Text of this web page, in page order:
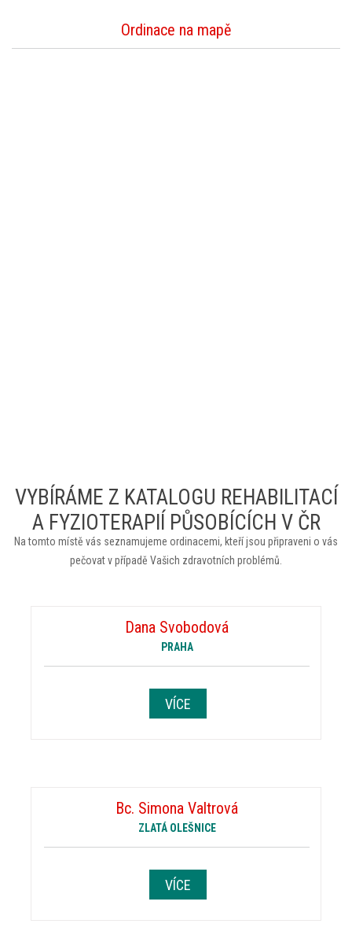
Ordinace na mapě
VYBÍRÁME Z KATALOGU REHABILITACÍ
A FYZIOTERAPIÍ PŮSOBÍCÍCH V ČR
Na tomto místě vás seznamujeme ordinacemi, kteří jsou připraveni o vás
pečovat v případě Vašich zdravotních problémů.
Dana Svobodová
PRAHA
VÍCE
Bc. Simona Valtrová
ZLATÁ OLEŠNICE
VÍCE